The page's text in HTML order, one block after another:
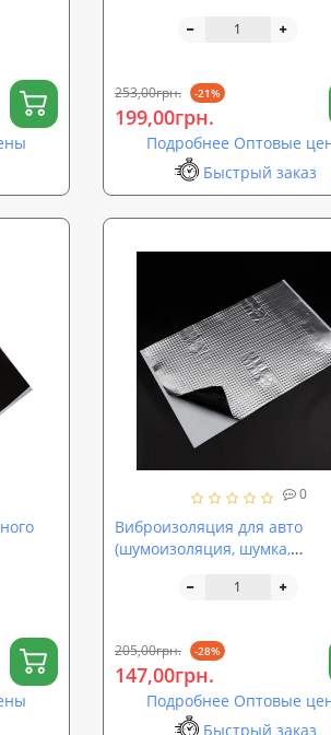
(sp-
253,00грн. -21%
199,00грн.
Подробнее Оптовые
Быстрый заказ
0
Виброизоляция для авто
(шумоизоляция, шумка,
автомобиля) SoundProOFF
205,00грн. -28%
147,00грн.
Подробнее Оптовые
Быстрый заказ